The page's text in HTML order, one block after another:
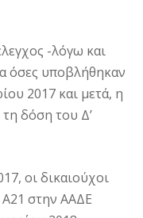
-λόγω και
όσες υποβλήθηκαν
2017 και μετά, η
δόση του Δ’
οι δικαιούχοι
στην ΑΑΔΕ